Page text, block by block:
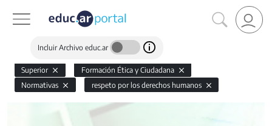
Incluir Archivo educ.ar
Superior
Formación Ética y Ciudadana
Normativas
respeto por los derechos humanos